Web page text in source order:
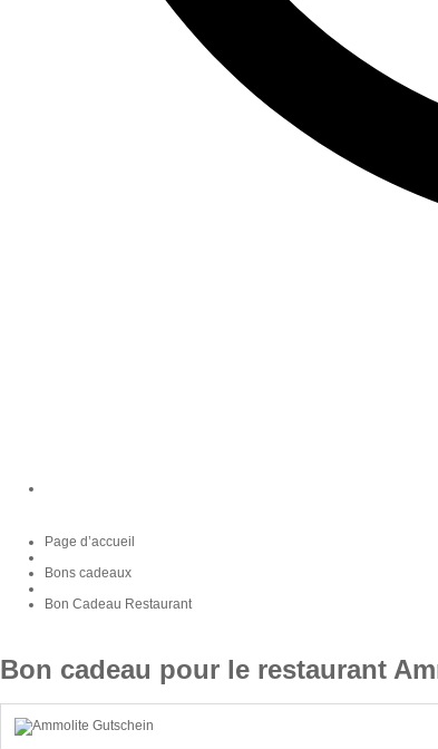
Page d’accueil
Bons cadeaux
Bon Cadeau Restaurant
Bon cadeau pour le restaurant